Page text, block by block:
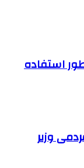
استفاده
وزیر